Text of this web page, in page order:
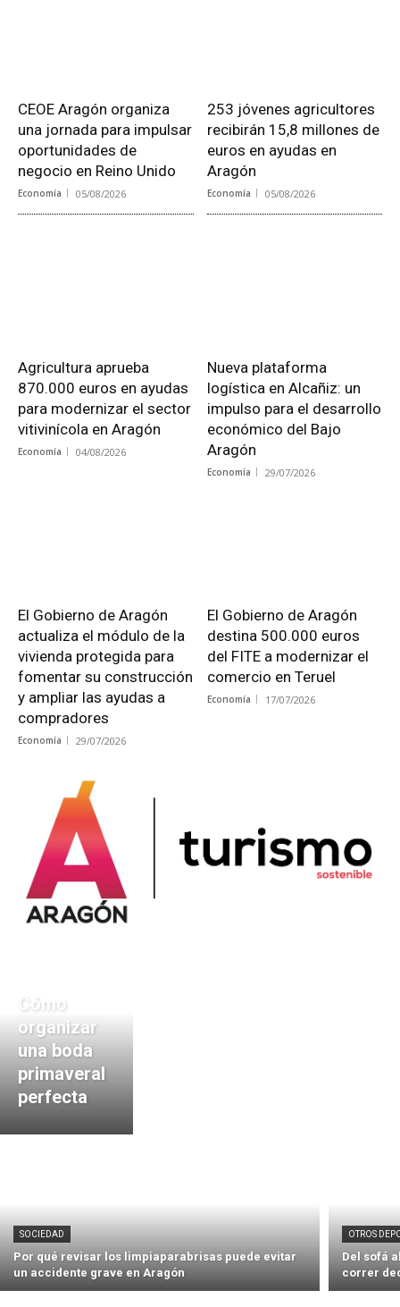
CEOE Aragón organiza
una jornada para impulsar
oportunidades de
negocio en Reino Unido
Economía 05/08/2026
253 jóvenes agricultores
recibirán 15,8 millones de
euros en ayudas en
Aragón
Economía 05/08/2026
Agricultura aprueba
870.000 euros en ayudas
para modernizar el sector
vitivinícola en Aragón
Economía 04/08/2026
Nueva plataforma
logística en Alcañiz: un
impulso para el desarrollo
económico del Bajo
Aragón
Economía 29/07/2026
El Gobierno de Aragón
actualiza el módulo de la
vivienda protegida para
fomentar su construcción
y ampliar las ayudas a
compradores
Economía 29/07/2026
El Gobierno de Aragón
destina 500.000 euros
del FITE a modernizar el
comercio en Teruel
Economía 17/07/2026
Cómo
organizar
una boda
primaveral
perfecta
SOCIEDAD
Por qué revisar los limpiaparabrisas puede evitar
un accidente grave en Aragón
OTROS
Del sofá
correr